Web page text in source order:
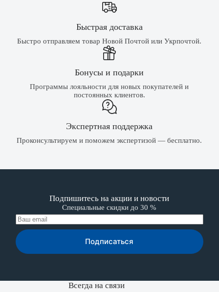
Быстрая доставка
Быстро отправляем товар Новой Почтой или Укрпочтой.
Бонусы и подарки
Программы лояльности для новых покупателей и
постоянных клиентов.
Экспертная поддержка
Проконсультируем и поможем экспертизой — бесплатно.
Подпишитесь на акции и новости
Специальные скидки до 30 %
Подписаться
Всегда на связи